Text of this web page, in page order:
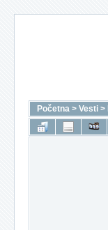
Početna > Vesti >